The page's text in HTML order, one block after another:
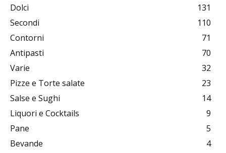
Dolci
131
Secondi
110
Contorni
71
Antipasti
70
Varie
32
Pizze e Torte salate
23
Salse e Sughi
14
Liquori e Cocktails
9
Pane
5
Bevande
4